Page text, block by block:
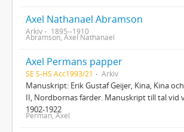
Axel Nathanael Abramson
Arkiv 1895--1910
Abramson, Axel Nathanael
Axel Permans papper
SE S-HS Acc1993/21 Arkiv
Manuskript: Erik Gustaf Geijer, Kina, Kina
II, Nordbornas färder. Manuskript till tal vid
1902-1922
Perman, Axel